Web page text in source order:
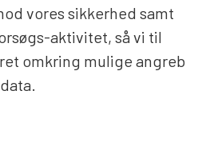
vores sikkerhed samt
aktivitet, så vi til
omkring mulige angreb